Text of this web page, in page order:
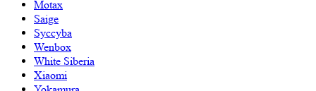
Motax
Saige
Syccyba
Wenbox
White Siberia
Xiaomi